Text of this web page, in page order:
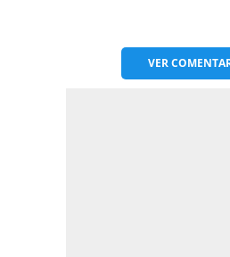
VER